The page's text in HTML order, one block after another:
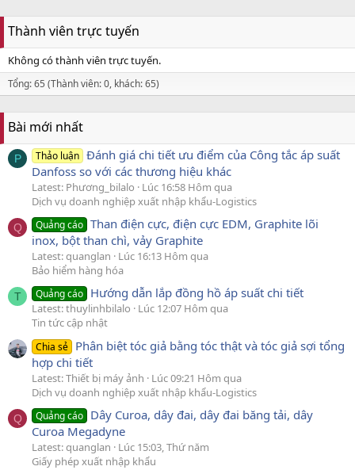
Thành viên trực tuyến
Không có thành viên trực tuyến.
Tổng: 65 (Thành viên: 0, khách: 65)
Bài mới nhất
P Thảo luận Đánh giá chi tiết ưu điểm của Công tắc áp suất
Danfoss so với các thương hiệu khác
Latest: Phương_bilalo
Lúc 16:58 Hôm qua
Dịch vụ doanh nghiệp xuất nhập khẩu-Logistics
Q Quảng cáo Than điện cực, điện cực EDM, Graphite lõi
inox, bột than chì, vảy Graphite
Latest: quanglan
Lúc 16:13 Hôm qua
Bảo hiểm hàng hóa
T Quảng cáo Hướng dẫn lắp đồng hồ áp suất chi tiết
Latest: thuylinhbilalo
Lúc 12:07 Hôm qua
Tin tức cập nhật
Chia sẻ Phân biệt tóc giả bằng tóc thật và tóc giả sợi tổng
hợp chi tiết
Latest: Thiết bị máy ảnh
Lúc 09:21 Hôm qua
Dịch vụ doanh nghiệp xuất nhập khẩu-Logistics
Q Quảng cáo Dây Curoa, dây đai, dây đai băng tải, dây
Curoa Megadyne
Latest: quanglan
Lúc 15:03, Thứ năm
Giấy phép xuất nhập khẩu